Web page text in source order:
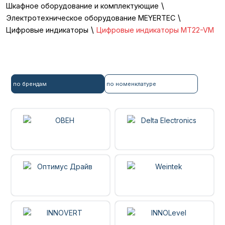
Шкафное оборудование и комплектующие \
Электротехническое оборудование MEYERTEC \
Цифровые индикаторы \ Цифровые индикаторы MT22-VM
по брендам по номенклатуре